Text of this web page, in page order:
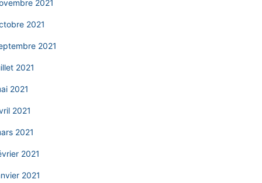
2021
2021
2021
2021
2021
2021
2021
2021
2021